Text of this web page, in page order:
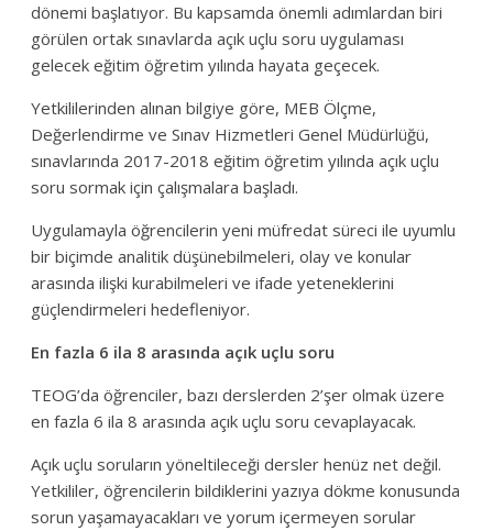
dönemi başlatıyor. Bu kapsamda önemli adımlardan biri
görülen ortak sınavlarda açık uçlu soru uygulaması
gelecek eğitim öğretim yılında hayata geçecek.
Yetkililerinden alınan bilgiye göre, MEB Ölçme,
Değerlendirme ve Sınav Hizmetleri Genel Müdürlüğü,
sınavlarında 2017-2018 eğitim öğretim yılında açık uçlu
soru sormak için çalışmalara başladı.
Uygulamayla öğrencilerin yeni müfredat süreci ile uyumlu
bir biçimde analitik düşünebilmeleri, olay ve konular
arasında ilişki kurabilmeleri ve ifade yeteneklerini
güçlendirmeleri hedefleniyor.
En fazla 6 ila 8 arasında açık uçlu soru
TEOG’da öğrenciler, bazı derslerden 2’şer olmak üzere
en fazla 6 ila 8 arasında açık uçlu soru cevaplayacak.
Açık uçlu soruların yöneltileceği dersler henüz net değil.
Yetkililer, öğrencilerin bildiklerini yazıya dökme konusunda
sorun yaşamayacakları ve yorum içermeyen sorular